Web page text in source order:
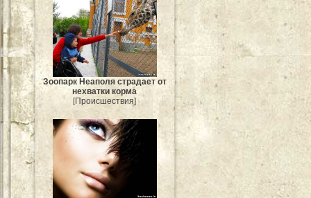
Зоопарк Неаполя страдает от
нехватки корма
[Происшествия]